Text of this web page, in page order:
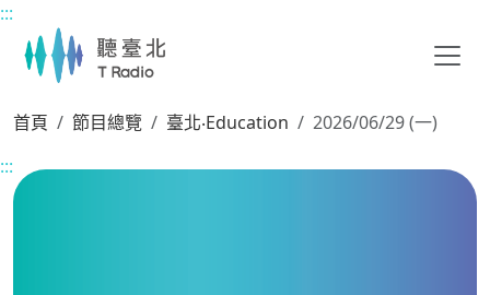
主要內容區塊
:::
首頁 節目總覽 臺北‧Education
2026/06/29 (一)
:::